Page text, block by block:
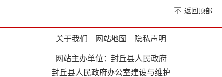
返回顶部
关于我们 网站地图
隐私声明
网站主办单位：封丘县人民政府
封丘县人民政府办公室建设与维护